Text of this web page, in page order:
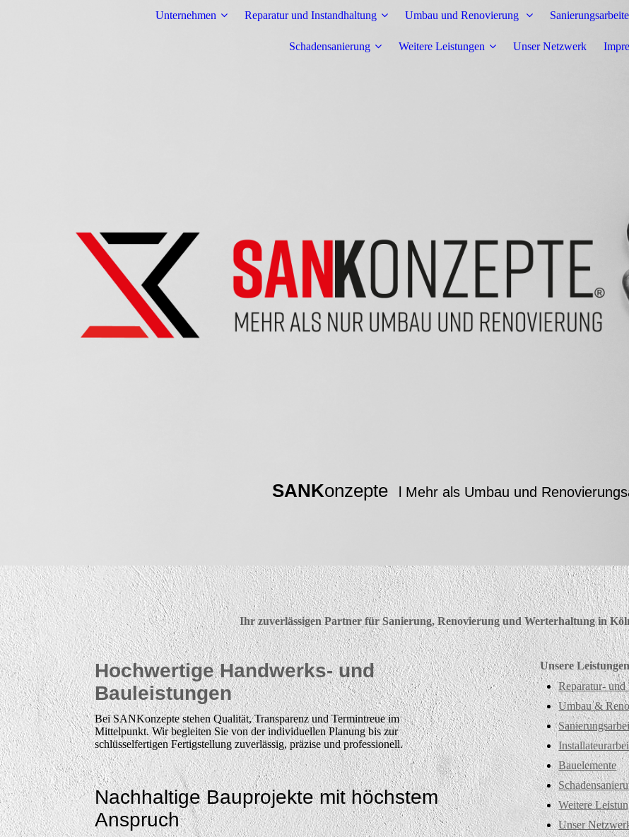
Unternehmen Reparatur und Instandhaltung Umbau und Renovierung
Schadensanierung Weitere Leistungen Unser Netzwerk
SANKonzepte l Mehr als Umbau und
Ihr zuverlässigen Partner für Sanierung, Renovierung und Werterhaltung in
Hochwertige Handwerks- und
Bauleistungen
Bei SANKonzepte stehen Qualität, Transparenz und Termintreue im
Mittelpunkt. Wir begleiten Sie von der individuellen Planung bis zur
schlüsselfertigen Fertigstellung zuverlässig, präzise und professionell.
Nachhaltige Bauprojekte mit höchstem
Anspruch
Unsere
Reparatur- und
Umbau &
Bauelemente
Weitere
Unser